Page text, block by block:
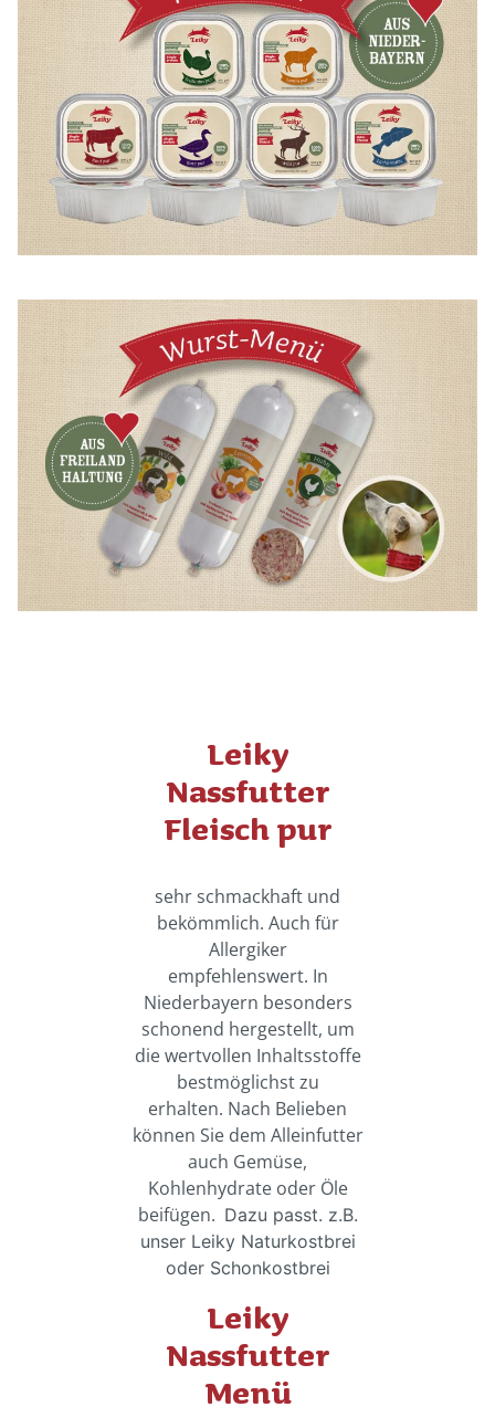
Leiky
Nassfutter
Fleisch pur
sehr schmackhaft und
bekömmlich. Auch für
Allergiker
empfehlenswert. In
Niederbayern besonders
schonend hergestellt, um
die wertvollen Inhaltsstoffe
bestmöglichst zu
erhalten. Nach Belieben
können Sie dem Alleinfutter
auch Gemüse,
Kohlenhydrate oder Öle
beifügen. Dazu passt. z.B.
unser Leiky Naturkostbrei
oder Schonkostbrei
Leiky
Nassfutter
Menü